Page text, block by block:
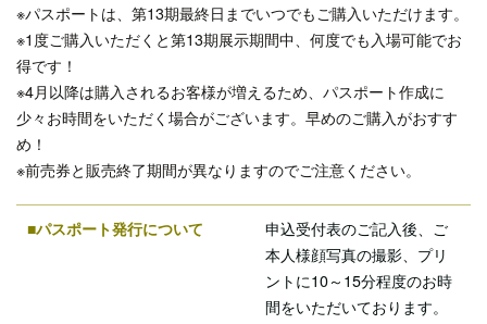
※パスポートは、第13期最終日までいつでもご購入いただけます。
※1度ご購入いただくと第13期展示期間中、何度でも入場可能でお
得です！
※4月以降は購入されるお客様が増えるため、パスポート作成に
少々お時間をいただく場合がございます。早めのご購入がおすす
め！
※前売券と販売終了期間が異なりますのでご注意ください。
■パスポート発行について
申込受付表のご記入後、ご
本人様顔写真の撮影、プリ
ントに10～15分程度のお時
間をいただいております。